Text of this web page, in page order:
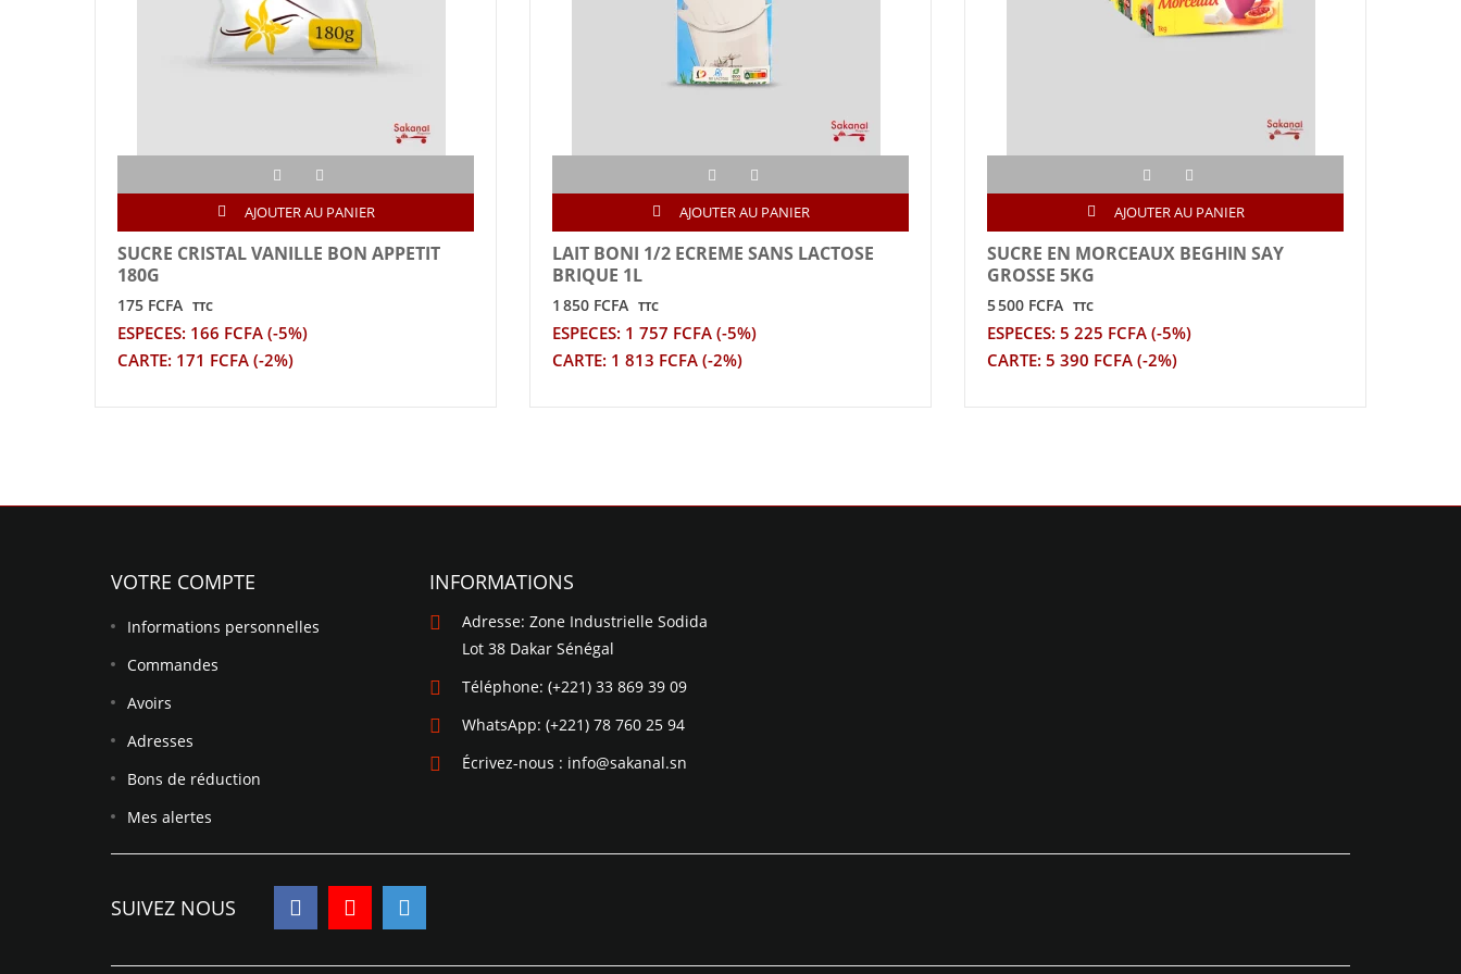
AJOUTER AU PANIER
SUCRE CRISTAL VANILLE BON APPETIT
180G
175 FCFA TTC
ESPECES: 166 FCFA (-5%)
CARTE: 171 FCFA (-2%)
AJOUTER AU PANIER
LAIT BONI 1/2 ECREME SANS LACTOSE
BRIQUE 1L
1 850 FCFA TTC
ESPECES: 1 757 FCFA (-5%)
CARTE: 1 813 FCFA (-2%)
AJOUTER AU PANIER
SUCRE EN MORCEAUX BEGHIN SAY
GROSSE 5KG
5 500 FCFA TTC
ESPECES: 5 225 FCFA (-5%)
CARTE: 5 390 FCFA (-2%)
VOTRE COMPTE
Informations personnelles
Commandes
Avoirs
Adresses
Bons de réduction
Mes alertes
INFORMATIONS
Adresse: Zone Industrielle Sodida
Lot 38 Dakar Sénégal
Téléphone: (+221) 33 869 39 09
WhatsApp: (+221) 78 760 25 94
Écrivez-nous : info@sakanal.sn
SUIVEZ NOUS